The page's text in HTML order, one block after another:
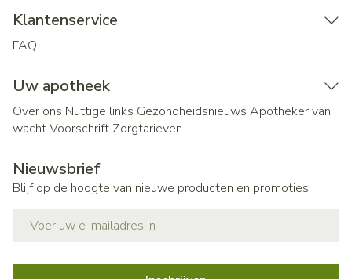
Klantenservice
FAQ
Uw apotheek
Over ons Nuttige links Gezondheidsnieuws Apotheker van
wachtVoorschrift Zorgtarieven
Nieuwsbrief
Blijf op de hoogte van nieuwe producten en promoties